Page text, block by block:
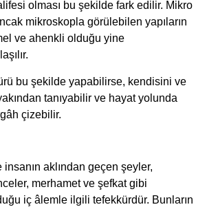
olması bu şekilde fark edilir. Mikro
mikroskopla görülebilen yapıların
ve ahenkli olduğu yine
bu şekilde yapabilirse, kendisini ve
tanıyabilir ve hayat yolunda
çizebilir.
aklından geçen şeyler,
merhamet ve şefkat gibi
iç âlemle ilgili tefekkürdür. Bunların